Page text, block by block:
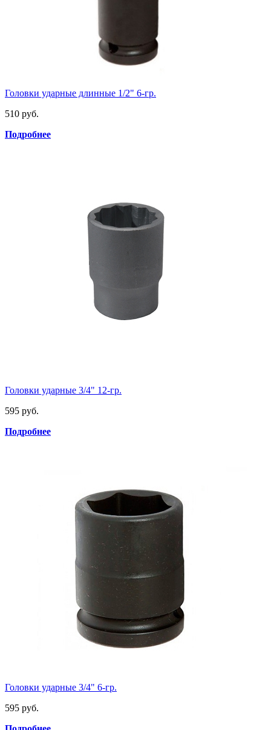
Головки ударные длинные 1/2" 6-гр.
510 руб.
Подробнее
Головки ударные 3/4" 12-гр.
595 руб.
Подробнее
Головки ударные 3/4" 6-гр.
595 руб.